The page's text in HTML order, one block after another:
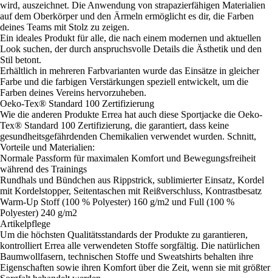
wird, auszeichnet. Die Anwendung von strapazierfähigen Materialien
auf dem Oberkörper und den Ärmeln ermöglicht es dir, die Farben
deines Teams mit Stolz zu zeigen.
Ein ideales Produkt für alle, die nach einem modernen und aktuellen
Look suchen, der durch anspruchsvolle Details die Ästhetik und den
Stil betont.
Erhältlich in mehreren Farbvarianten wurde das Einsätze in gleicher
Farbe und die farbigen Verstärkungen speziell entwickelt, um die
Farben deines Vereins hervorzuheben.
Oeko-Tex® Standard 100 Zertifizierung
Wie die anderen Produkte Errea hat auch diese Sportjacke die Oeko-
Tex® Standard 100 Zertifizierung, die garantiert, dass keine
gesundheitsgefährdenden Chemikalien verwendet wurden. Schnitt,
Vorteile und Materialien:
Normale Passform für maximalen Komfort und Bewegungsfreiheit
während des Trainings
Rundhals und Bündchen aus Rippstrick, sublimierter Einsatz, Kordel
mit Kordelstopper, Seitentaschen mit Reißverschluss, Kontrastbesatz
Warm-Up Stoff (100 % Polyester) 160 g/m2 und Full (100 %
Polyester) 240 g/m2
Artikelpflege
Um die höchsten Qualitätsstandards der Produkte zu garantieren,
kontrolliert Errea alle verwendeten Stoffe sorgfältig. Die natürlichen
Baumwollfasern, technischen Stoffe und Sweatshirts behalten ihre
Eigenschaften sowie ihren Komfort über die Zeit, wenn sie mit größter